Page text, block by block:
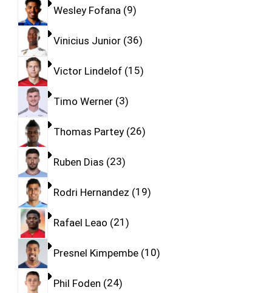
Wesley Fofana 9
Vinicius Junior 36
Victor Lindelof 15
Timo Werner 3
Thomas Partey 26
Ruben Dias 23
Rodri Hernandez 19
Rafael Leao 21
Presnel Kimpembe 10
Phil Foden 24